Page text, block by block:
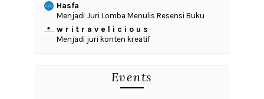
Hasfa
Menjadi Juri Lomba Menulis Resensi Buku
w r i t r a v e l i c i o u s
Menjadi juri konten kreatif
Events